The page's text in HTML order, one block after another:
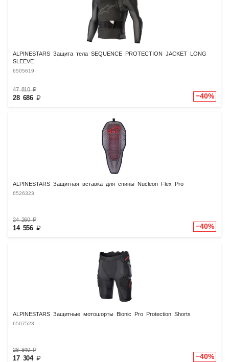
ALPINESTARS Защита тела SEQUENCE PROTECTION JACKET LONG
SLEEVE
6505619
47 810₽
28 686 ₽ −40%
ALPINESTARS Защитная вставка для спины Nucleon Flex Pro
6526323
24 260₽
14 556 ₽ −40%
ALPINESTARS Защитные мотошорты Bionic Pro Protection Shorts
6507523
28 840₽
17 304 ₽ −40%